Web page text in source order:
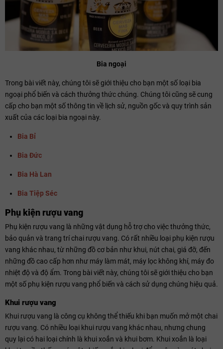
Bia ngoại
Trong bài viết này, chúng tôi sẽ giới thiệu cho bạn một số loại bia
ngoại phổ biến và cách thưởng thức chúng. Chúng tôi cũng sẽ cung
cấp cho bạn một số thông tin về lịch sử, nguồn gốc và quy trình sản
xuất của các loại bia ngoại này.
Bia Bỉ
Bia Đức
Bia Hà Lan
Bia Tiệp Séc
Phụ kiện rượu vang
Phụ kiện rượu vang là những vật dụng hỗ trợ cho việc thưởng thức,
bảo quản và trang trí chai rượu vang. Có rất nhiều loại phụ kiện rượu
vang khác nhau, từ những đồ cơ bản như khui, nút chai, giá đỡ, đến
những đồ cao cấp hơn như máy làm mát, máy lọc không khí, máy đo
nhiệt độ và độ ẩm. Trong bài viết này, chúng tôi sẽ giới thiệu cho bạn
một số phụ kiện rượu vang phổ biến và cách sử dụng chúng hiệu quả.
Khui rượu vang
Khui rượu vang là công cụ không thể thiếu khi bạn muốn mở một chai
rượu vang. Có nhiều loại khui rượu vang khác nhau, nhưng chung
quy lại có hai loại chính là khui xoắn và khui bơm. Khui xoắn là loại